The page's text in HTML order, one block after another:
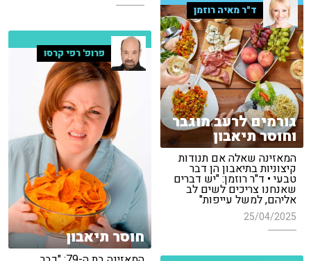
ד"ר מאיה רוזמן
גורמים לרעב מוגבר
וחוסר תיאבון
המאזינה שאלה אם תנודות
קיצוניות בתיאבון הן דבר
טבעי • ד"ר רוזמן: "יש דברים
שאנחנו צריכים לשים לב
אליהם, למשל עייפות"
25/04/2025
פרופ' רפי קרסו
חוסר תיאבון